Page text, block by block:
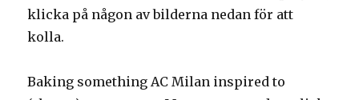
klicka på någon av bilderna nedan för att
kolla.
Baking something AC Milan inspired to